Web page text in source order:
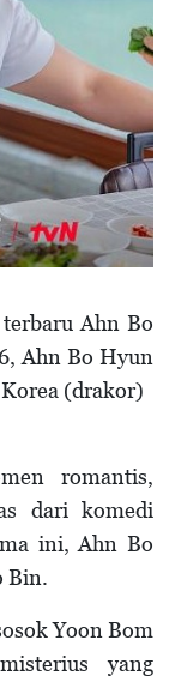
Ahn Bo
Ahn Bo Hyun
(drakor)
romantis,
dari komedi
ini, Ahn Bo
Bin.
Yoon Bom
yang